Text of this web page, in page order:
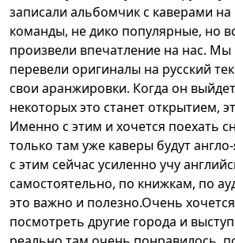
записали альбомчик с каверами
команды, не дико популярные, но
произвели впечатление на нас.
перевели оригиналы на русский
свои аранжировки. Когда он
некоторых это станет открытием,
Именно с этим и хочется поехать
только там уже каверы будут
с этим сейчас усиленно учу
самостоятельно, по книжкам, по
это важно и полезно.Очень
посмотреть другие города и